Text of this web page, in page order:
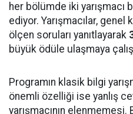
her bölümde iki
ediyor. Yarışmacılar,
ölçen soruları yanıtlayarak
büyük ödüle ulaşmaya
Programın klasik bilgi
önemli özelliği ise yanlış
yarışmacının elenmemesi.